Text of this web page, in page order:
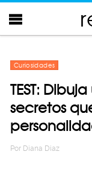
Curiosidades
TEST:
secretos
Por Diana Diaz